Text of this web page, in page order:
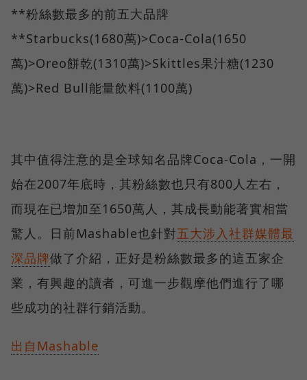
**粉絲數最多的前五大品牌
**Starbucks(1680萬)>Coca-Cola(1650
萬)>Oreo餅乾(1310萬)>Skittles果汁糖(1230
萬)>Red Bull能量飲料(1100萬)
其中值得注意的是全球知名品牌Coca-Cola，一開
始在2007年底時，其粉絲數也只有800人左右，
而現在已增加至1650萬人，其成長動能著實相當
驚人。日前Mashable也針對五大涉入社群媒體最
深品牌做了介紹，正好是粉絲數最多的這五家企
業，有興趣的讀者，可進一步觀摩他們進行了哪
些成功的社群行銷活動。
出自Mashable